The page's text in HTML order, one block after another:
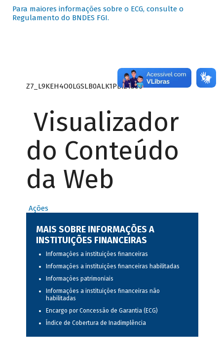
Para maiores informações sobre o ECG, consulte o
Regulamento do BNDES FGI.
Z7_L9KEH4O0LGSLB0ALK1PBI21S00
Visualizador
do Conteúdo
da Web
Ações
MAIS SOBRE INFORMAÇÕES A
INSTITUIÇÕES FINANCEIRAS
Informações a instituições financeiras
Informações a instituições financeiras habilitadas
Informações patrimoniais
Informações a instituições financeiras não
habilitadas
Encargo por Concessão de Garantia (ECG)
Índice de Cobertura de Inadimplência